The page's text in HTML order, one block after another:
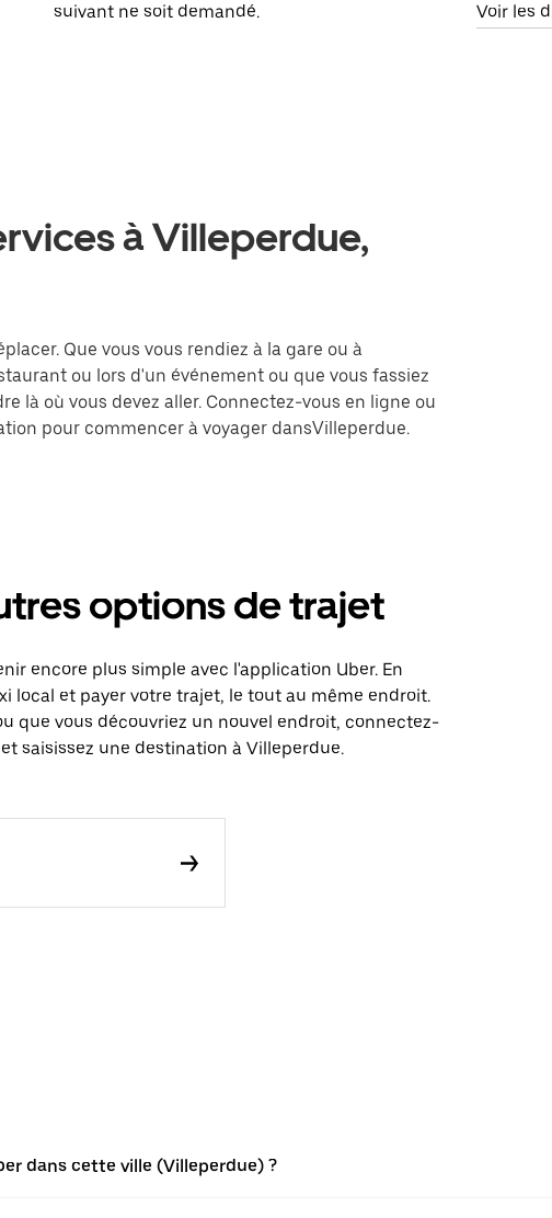
suivant ne soit demandé.
Voir les
à Villeperdue,
Que vous vous rendiez à la gare ou à
ou lors d'un événement ou que vous fassiez
là où vous devez aller. Connectez-vous en ligne ou
pour commencer à voyager dansVilleperdue.
options de trajet
encore plus simple avec l'application Uber. En
local et payer votre trajet, le tout au même endroit.
que vous découvriez un nouvel endroit, connectez-
saisissez une destination à Villeperdue.
dans cette ville (Villeperdue) ?